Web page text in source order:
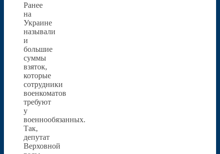
Ранее
на
Украине
называли
и
большие
суммы
взяток,
которые
сотрудники
военкоматов
требуют
у
военнообязанных.
Так,
депутат
Верховной